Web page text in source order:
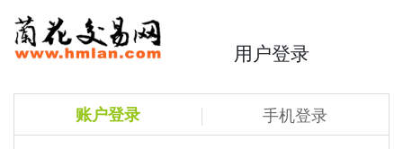
用户登录
账户登录 手机登录